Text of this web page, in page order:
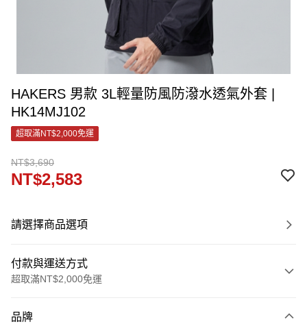
HAKERS 男款 3L輕量防風防潑水透氣外套 |
HK14MJ102
超取滿NT$2,000免運
NT$3,690
NT$2,583
請選擇商品選項
付款與運送方式
超取滿NT$2,000免運
信用卡一次付款
品牌